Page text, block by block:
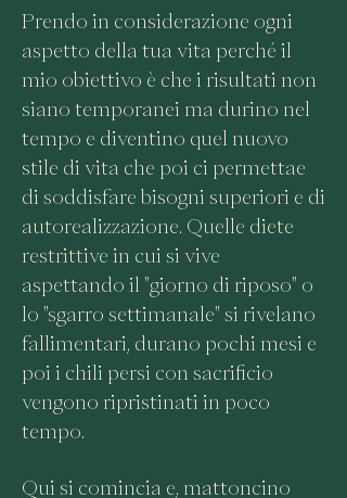
Prendo in considerazione ogni
aspetto della tua vita perché il
mio obiettivo è che i risultati non
siano temporanei ma durino nel
tempo e diventino quel nuovo
stile di vita che poi ci permettae
di soddisfare bisogni superiori e di
autorealizzazione. Quelle diete
restrittive in cui si vive
aspettando il "giorno di riposo" o
lo "sgarro settimanale" si rivelano
fallimentari, durano pochi mesi e
poi i chili persi con sacrificio
vengono ripristinati in poco
tempo.
Qui si comincia e, mattoncino